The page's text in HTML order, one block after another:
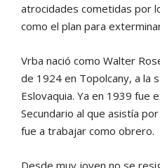
atrocidades cometidas por
como el plan para
Vrba nació como Walter
de 1924 en Topolcany, a la
Eslovaquia. Ya en 1939 fue
Secundario al que asistía
fue a trabajar como obrero.
Desde muy joven no se